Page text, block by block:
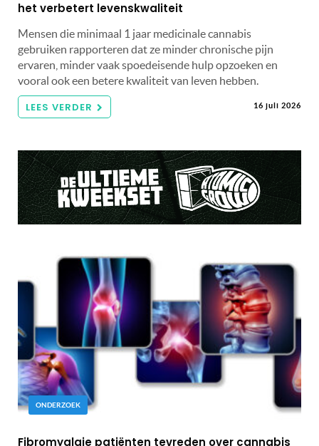
het verbetert levenskwaliteit
Mensen die minimaal 1 jaar medicinale cannabis
gebruiken rapporteren dat ze minder chronische pijn
ervaren, minder vaak spoedeisende hulp opzoeken en
vooral ook een betere kwaliteit van leven hebben.
LEES VERDER 16 juli 2026
ONDERZOEK
Fibromyalgie patiënten tevreden over cannabis